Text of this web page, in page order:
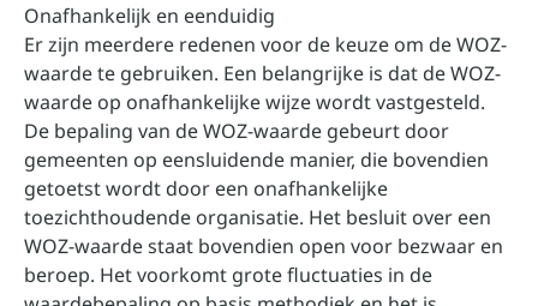
Onafhankelijk en eenduidig
Er zijn meerdere redenen voor de keuze om de WOZ-
waarde te gebruiken. Een belangrijke is dat de WOZ-
waarde op onafhankelijke wijze wordt vastgesteld.
De bepaling van de WOZ-waarde gebeurt door
gemeenten op eensluidende manier, die bovendien
getoetst wordt door een onafhankelijke
toezichthoudende organisatie. Het besluit over een
WOZ-waarde staat bovendien open voor bezwaar en
beroep. Het voorkomt grote fluctuaties in de